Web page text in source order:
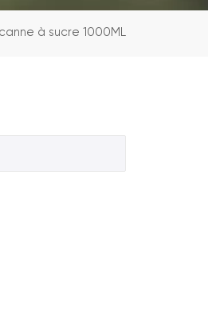
à sucre 1000ML